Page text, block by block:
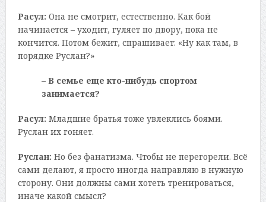
Расул: Она не смотрит, естественно. Как бой
начинается – уходит, гуляет по двору, пока не
кончится. Потом бежит, спрашивает: «Ну как там, в
порядке Руслан?»
– В семье еще кто-нибудь спортом
занимается?
Расул: Младшие братья тоже увлеклись боями.
Руслан их гоняет.
Руслан: Но без фанатизма. Чтобы не перегорели. Всё
сами делают, я просто иногда направляю в нужную
сторону. Они должны сами хотеть тренироваться,
иначе какой смысл?